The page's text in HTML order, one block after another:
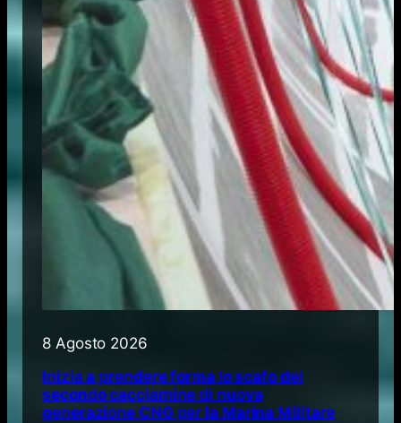
8 Agosto 2026
Inizia a prendere forma lo scafo del
secondo cacciamine di nuova
generazione CNG per la Marina Militare